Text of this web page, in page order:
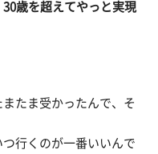
歳を超えてやっと実現
たま受かったんで、そ
行くのが一番いいんで